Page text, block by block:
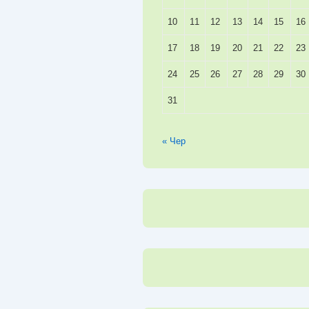
10 11 12 13 14 15 16
17 18 19 20 21 22 23
24 25 26 27 28 29 30
31
« Чер